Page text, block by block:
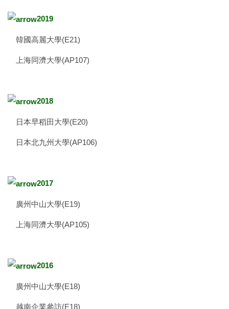
2019
韓國高麗大學(E21)
上海同濟大學(AP107)
2018
日本早稻田大學(E20)
日本北九州大學(AP106)
2017
廣州中山大學(E19)
上海同濟大學(AP105)
2016
廣州中山大學(E18)
越南企業參訪(E18)